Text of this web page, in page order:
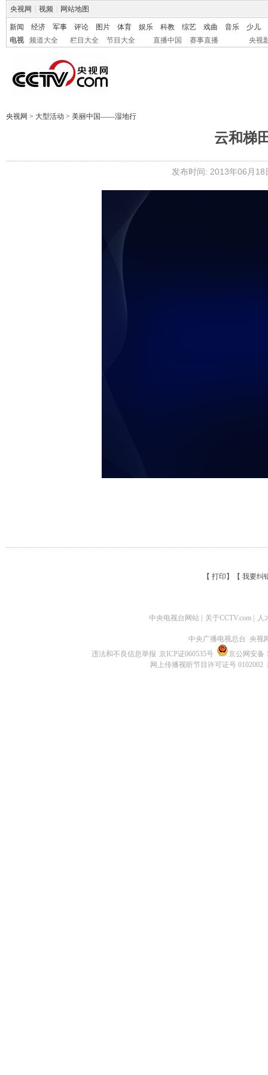
央视网 视频 网站地图
新闻 经济 军事 评论 图片 体育 娱乐 科教 综艺 戏曲 音乐
少儿
电视
频道大全 栏目大全 节目大全 直播中国 赛事直播 央视
央视网 > 大型活动 > 美丽中国——湿地行
云和梯
发布时间: 2013年06月
【 打印 】【 我要纠
中央电视台网站 关于CCTV.com 人
中央广播电视总台 央视
违法和不良信息举报 京ICP证060535号
京公网安备
网上传播视听节目许可证号 0102002